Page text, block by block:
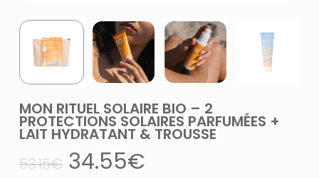
MON RITUEL SOLAIRE BIO – 2
PROTECTIONS SOLAIRES PARFUMÉES +
LAIT HYDRATANT & TROUSSE
53.15€ Le
34.55€Le